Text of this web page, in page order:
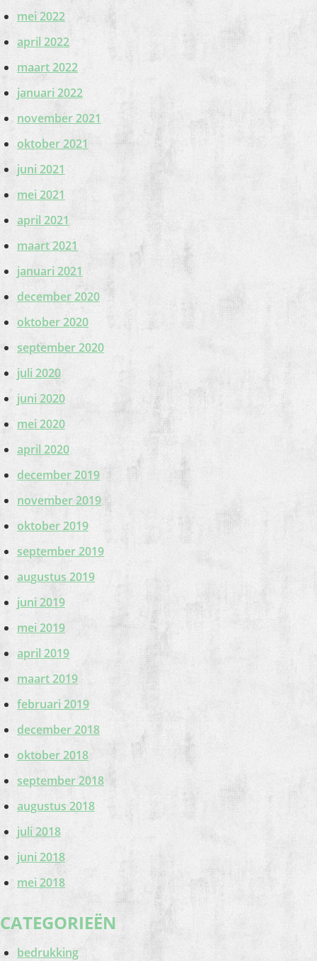
mei 2022
april 2022
maart 2022
januari 2022
november 2021
oktober 2021
juni 2021
mei 2021
april 2021
maart 2021
januari 2021
december 2020
oktober 2020
september 2020
juli 2020
juni 2020
mei 2020
april 2020
december 2019
november 2019
oktober 2019
september 2019
augustus 2019
juni 2019
mei 2019
april 2019
maart 2019
februari 2019
december 2018
oktober 2018
september 2018
augustus 2018
juli 2018
juni 2018
mei 2018
CATEGORIEËN
bedrukking